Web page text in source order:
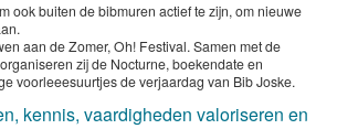
ook buiten de bibmuren actief te zijn, om nieuwe
aan de Zomer, Oh! Festival. Samen met de
zij de Nocturne, boekendate en
voorleeesuurtjes de verjaardag van Bib Joske.
kennis, vaardigheden valoriseren en